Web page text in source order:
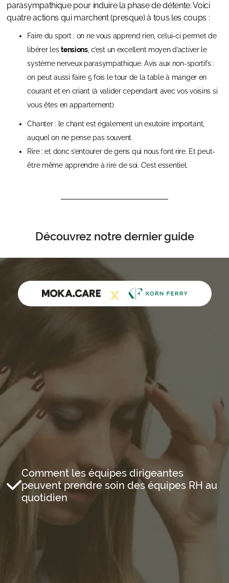
parasympathique pour induire la phase de détente. Voici
quatre actions qui marchent (presque) à tous les coups :
Faire du sport : on ne vous apprend rien, celui-ci permet de
libérer lestensions, c’est un excellent moyen d’activer le
système nerveux parasympathique. Avis aux non-sportifs :
on peut aussi faire 5 fois le tour de la table à manger en
courant et en criant (à valider cependant avec vos voisins si
vous êtes en appartement)
Chanter : le chant est également un exutoire important,
auquel on ne pense pas souvent.
Rire : et donc s’entourer de gens qui nous font rire. Et peut-
être même apprendre à rire de soi. C’est essentiel.
Découvrez notre dernier guide
X
Comment les équipes dirigeantes
peuvent prendre soin des équipes RH au
quotidien
Email professionnel*